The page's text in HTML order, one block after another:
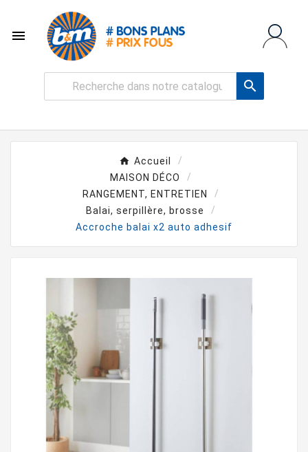


Accueil
MAISON DÉCO
RANGEMENT, ENTRETIEN
Balai, serpillère, brosse
Accroche balai x2 auto adhesif